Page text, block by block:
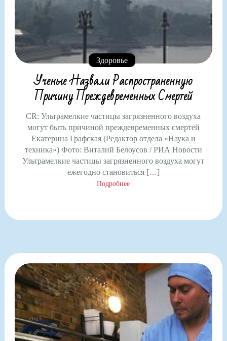
Здоровье
Ученые Назвали Распространенную
Причину Преждевременных Смертей
CR: Ультрамелкие частицы загрязненного воздуха
могут быть причиной преждевременных смертей
Екатерина Графская (Редактор отдела «Наука и
техника») Фото: Виталий Белоусов / РИА Новости
Ультрамелкие частицы загрязненного воздуха могут
ежегодно становиться […]
Подробнее